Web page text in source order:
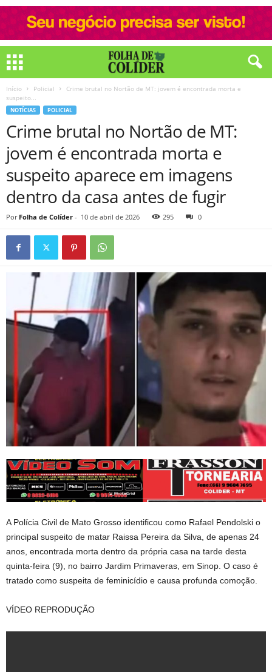
Início Policial
Crime brutal no Nortão de MT: jovem é encontrada morta e
suspeito...
NOTÍCIAS POLICIAL
Crime brutal no Nortão de MT:
jovem é encontrada morta e
suspeito aparece em imagens
dentro da casa antes de fugir
Por Folha de Colíder - 10 de abril de 2026 295 0
A Polícia Civil de Mato Grosso identificou como Rafael Pendolski o
principal suspeito de matar Raissa Pereira da Silva, de apenas 24
anos, encontrada morta dentro da própria casa na tarde desta
quinta-feira (9), no bairro Jardim Primaveras, em Sinop. O caso é
tratado como suspeita de feminicídio e causa profunda comoção.
VÍDEO REPRODUÇÃO